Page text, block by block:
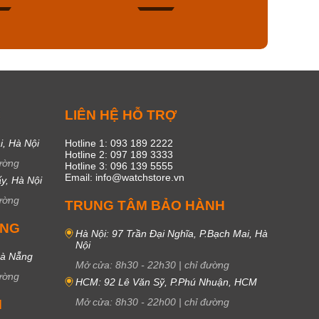
Hà Nội
Hà Nội
Nẵng
LIÊN HỆ HỖ TRỢ
Hotline 1: 093 189 2222
Hotline 2: 097 189 3333
Hotline 3: 096 139 5555
Email: info@watchstore.vn
TRUNG TÂM BẢO HÀNH
Hà Nội: 97 Trần Đại Nghĩa, P.Bạch Mai, Hà
Nội
Mở cửa: 8h30 - 22h30 | chỉ đường
HCM: 92 Lê Văn Sỹ, P.Phú Nhuận, HCM
Mở cửa: 8h30 - 22h00 | chỉ đường